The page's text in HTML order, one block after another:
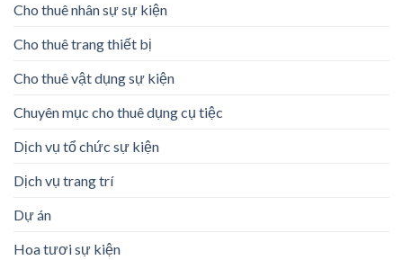
Cho thuê nhân sự sự kiện
Cho thuê trang thiết bị
Cho thuê vật dụng sự kiện
Chuyên mục cho thuê dụng cụ tiệc
Dịch vụ tổ chức sự kiện
Dịch vụ trang trí
Dự án
Hoa tươi sự kiện